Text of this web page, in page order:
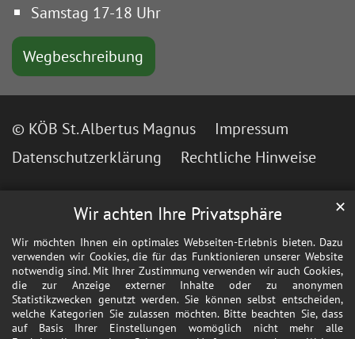
Wir achten Ihre Privatsphäre
Wir möchten Ihnen ein optimales Webseiten-Erlebnis bieten. Dazu
verwenden wir Cookies, die für das Funktionieren unserer Website
notwendig sind. Mit Ihrer Zustimmung verwenden wir auch Cookies,
die zur Anzeige externer Inhalte oder zu anonymen
Statistikzwecken genutzt werden. Sie können selbst entscheiden,
welche Kategorien Sie zulassen möchten. Bitte beachten Sie, dass
auf Basis Ihrer Einstellungen womöglich nicht mehr alle
✕
Samstag 17-18 Uhr
Wegbeschreibung
© KÖB St. Albertus Magnus
Impressum
Datenschutzerklärung
Rechtliche Hinweise